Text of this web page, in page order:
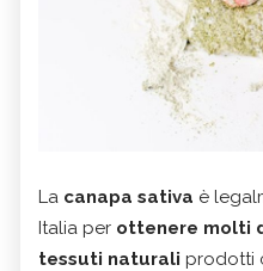
La canapa sativa è
Italia per ottenere molti
tessuti naturali prodotti